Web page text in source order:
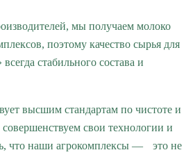
мы получаем молоко
поэтому качество сырья для
стабильного состава и
высшим стандартам по чистоте и
свои технологии и
что наши агрокомплексы — это не